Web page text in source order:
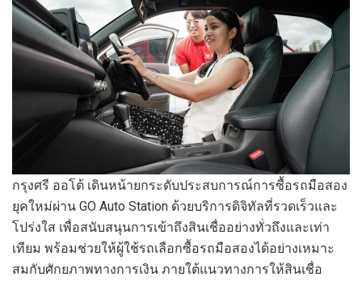
กรุงศรี ออโต้ เดินหน้ายกระดับประสบการณ์การซื้อรถมือสอง
ยุคใหม่ผ่าน GO Auto Station ด้วยบริการดิจิทัลที่รวดเร็วและ
โปร่งใส เพื่อสนับสนุนการเข้าถึงสินเชื่ออย่างทั่วถึงและเท่า
เทียม พร้อมช่วยให้ผู้ใช้รถเลือกซื้อรถมือสองได้อย่างเหมาะ
สมกับศักยภาพทางการเงิน ภายใต้แนวทางการให้สินเชื่อ